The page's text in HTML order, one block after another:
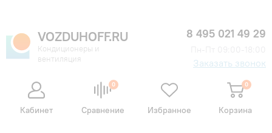
VOZDUHOFF.RU
Кондиционеры и
вентиляция
8 495 021 49 29
Заказать звонок
Кабинет
0
Сравнение Избранное
0
Корзина